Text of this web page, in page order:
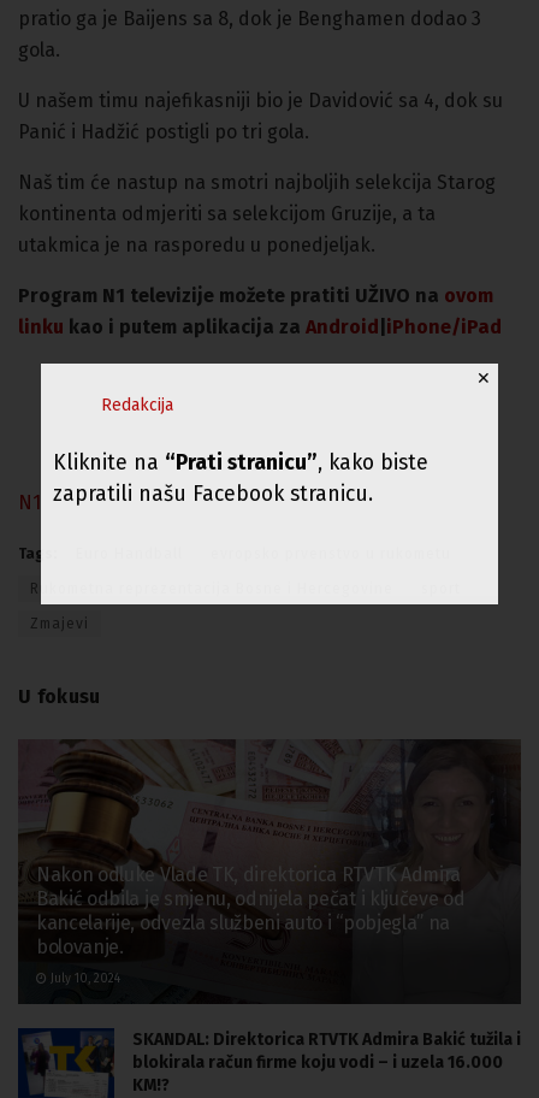
pratio ga je Baijens sa 8, dok je Benghamen dodao 3
gola.
U našem timu najefikasniji bio je Davidović sa 4, dok su
Panić i Hadžić postigli po tri gola.
Naš tim će nastup na smotri najboljih selekcija Starog
kontinenta odmjeriti sa selekcijom Gruzije, a ta
utakmica je na rasporedu u ponedjeljak.
Program N1 televizije možete pratiti UŽIVO na ovom
linku kao i putem aplikacija za Android iPhone/iPad
N1
Tags:
Rukometna reprezentacija Bosne i Hercegovine
Zmajevi
U fokusu
Nakon odluke Vlade TK, direktorica RTVTK Admira
Bakić odbila je smjenu, odnijela pečat i ključeve od
kancelarije, odvezla službeni auto i “pobjegla” na
bolovanje.
July 10, 2024
SKANDAL: Direktorica RTVTK Admira Bakić tužila i
blokirala račun firme koju vodi – i uzela 16.000
KM!?
✕
Redakcija
Kliknite na “Prati stranicu”, kako biste
zapratili našu Facebook stranicu.